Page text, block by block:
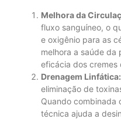
Melhora da
fluxo sanguíneo, o
e oxigênio para as
melhora a saúde da
eficácia dos cremes
Drenagem Linfática:
eliminação de
Quando combinada
técnica ajuda a